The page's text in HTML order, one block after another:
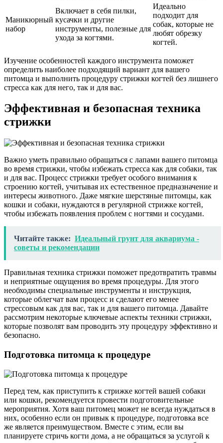
Маникюрный
набор
Включает в себя пилки,
кусачки и другие
инструменты, полезные для
ухода за когтями.
Идеально
подходит для
собак, которые не
любят обрезку
когтей.
Изучение особенностей каждого инструмента поможет
определить наиболее подходящий вариант для вашего
питомца и выполнить процедуру стрижки когтей без лишнего
стресса как для него, так и для вас.
Эффективная и безопасная техника
стрижки
Важно уметь правильно обращаться с лапами вашего питомца
во время стрижки, чтобы избежать стресса как для собаки, так
и для вас. Процесс стрижки требует особого внимания к
строению когтей, учитывая их естественное предназначение и
интересы животного. Даже мягкие шерстяные питомцы, как
кошки и собаки, нуждаются в регулярной стрижке когтей,
чтобы избежать появления проблем с ногтями и сосудами.
Читайте также: Идеальный грунт для аквариума -
советы и рекомендации
Правильная техника стрижки поможет предотвратить травмы
и неприятные ощущения во время процедуры. Для этого
необходимы специальные инструменты и инструкция,
которые облегчат вам процесс и сделают его менее
стрессовым как для вас, так и для вашего питомца. Давайте
рассмотрим некоторые ключевые аспекты техники стрижки,
которые позволят вам проводить эту процедуру эффективно и
безопасно.
Подготовка питомца к процедуре
Перед тем, как приступить к стрижке когтей вашей собаки
или кошки, рекомендуется провести подготовительные
мероприятия. Хотя ваш питомец может не всегда нуждаться в
них, особенно если он привык к процедуре, подготовка все
же является преимуществом. Вместе с этим, если вы
планируете стричь когти дома, а не обращаться за услугой к